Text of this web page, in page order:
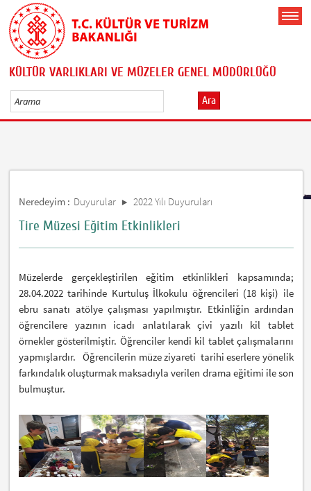
KÜLTÜR VARLIKLARI VE MÜZELER GENEL MÜDÜRLÜĞÜ
Ara
Neredeyim : Duyurular 2022 Yılı Duyuruları
Tire Müzesi Eğitim Etkinlikleri
Müzelerde gerçekleştirilen eğitim etkinlikleri kapsamında;
28.04.2022 tarihinde Kurtuluş İlkokulu öğrencileri (18 kişi) ile
ebru sanatı atölye çalışması yapılmıştır. Etkinliğin ardından
öğrencilere yazının icadı anlatılarak çivi yazılı kil tablet
örnekler gösterilmiştir. Öğrenciler kendi kil tablet çalışmalarını
yapmışlardır. Öğrencilerin müze ziyareti tarihi eserlere yönelik
farkındalık oluşturmak maksadıyla verilen drama eğitimi ile son
bulmuştur.